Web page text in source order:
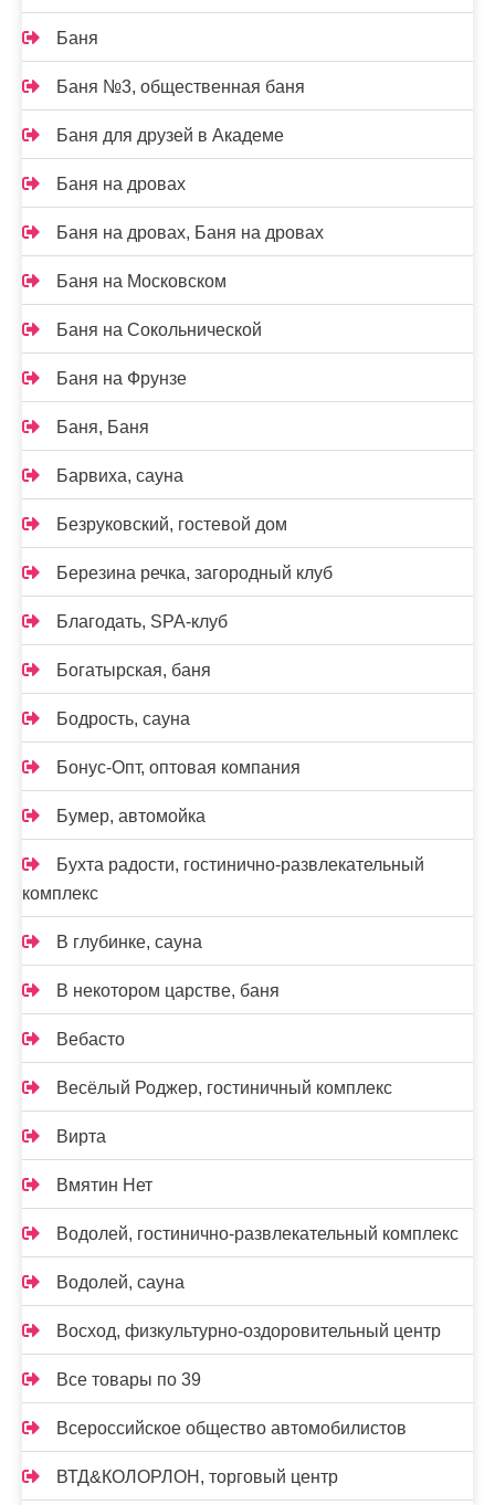
Баня
Баня №3, общественная баня
Баня для друзей в Академе
Баня на дровах
Баня на дровах, Баня на дровах
Баня на Московском
Баня на Сокольнической
Баня на Фрунзе
Баня, Баня
Барвиха, сауна
Безруковский, гостевой дом
Березина речка, загородный клуб
Благодать, SPA-клуб
Богатырская, баня
Бодрость, сауна
Бонус-Опт, оптовая компания
Бумер, автомойка
Бухта радости, гостинично-развлекательный
комплекс
В глубинке, сауна
В некотором царстве, баня
Вебасто
Весёлый Роджер, гостиничный комплекс
Вирта
Вмятин Нет
Водолей, гостинично-развлекательный комплекс
Водолей, сауна
Восход, физкультурно-оздоровительный центр
Все товары по 39
Всероссийское общество автомобилистов
ВТД&КОЛОРЛОН, торговый центр